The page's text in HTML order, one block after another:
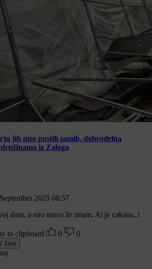
jih niso pustili samih, dobrodelna
iz Zaloga
2025 08:57
dom, a eno muco že imam. Al je cakana..!
to clipboard 0 0
živo